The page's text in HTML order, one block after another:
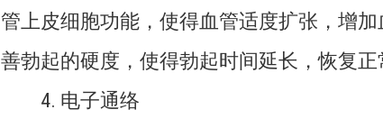
管上皮细胞功能，使得血管适度扩张，增
善勃起的硬度，使得勃起时间延长，恢复正
4. 电子通络